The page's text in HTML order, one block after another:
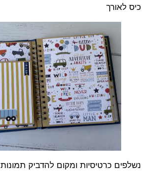
כיס לאורך
נשלפים כרטיסיות ומקום להדביק תמונות